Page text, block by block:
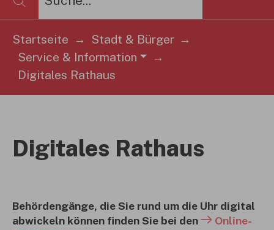
Sie sind hier:
Startseite
Stadt & Bürger
Service & Information
Digitales Rathaus
Digitales Rathaus
Behördengänge, die Sie rund um die Uhr digital
abwickeln können finden Sie bei den
Online-